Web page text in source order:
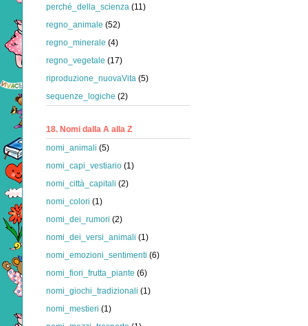
perché_della_scienza (11)
regno_animale (52)
regno_minerale (4)
regno_vegetale (17)
riproduzione_nuovaVita (5)
sequenze_logiche (2)
18. Nomi dalla A alla Z
nomi_animali (5)
nomi_capi_vestiario (1)
nomi_città_capitali (2)
nomi_colori (1)
nomi_dei_rumori (2)
nomi_dei_versi_animali (1)
nomi_emozioni_sentimenti (6)
nomi_fiori_frutta_piante (6)
nomi_giochi_tradizionali (1)
nomi_mestieri (1)